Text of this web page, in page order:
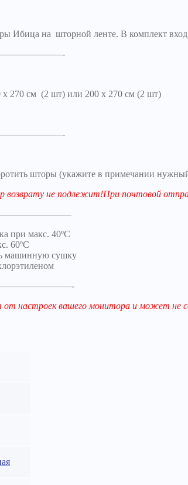
Ибица на шторной ленте. В комплект
270 см (2 шт) или 200 х 270 см (2 шт)
шторы (укажите в примечании
возврату не подлежит!При почтовой
при макс. 40ºC
60ºC
машинную сушку
от настроек вашего монитора и может не